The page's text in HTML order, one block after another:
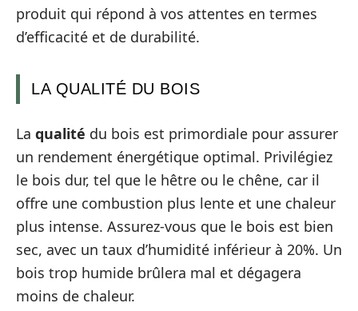
produit qui répond à vos attentes en termes
d’efficacité et de durabilité.
LA QUALITÉ DU BOIS
La qualité du bois est primordiale pour assurer
un rendement énergétique optimal. Privilégiez
le bois dur, tel que le hêtre ou le chêne, car il
offre une combustion plus lente et une chaleur
plus intense. Assurez-vous que le bois est bien
sec, avec un taux d’humidité inférieur à 20%. Un
bois trop humide brûlera mal et dégagera
moins de chaleur.